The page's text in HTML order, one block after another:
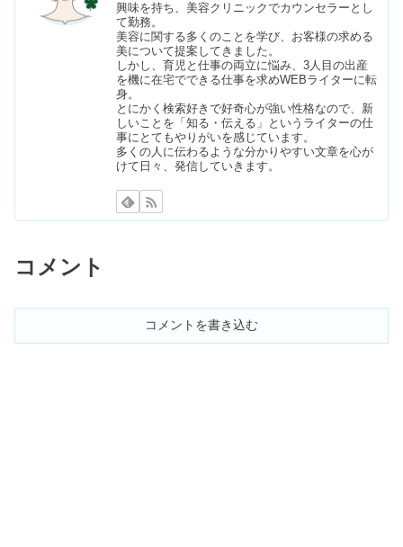
美容室アースはやばい？閉店や不祥
事・最悪の評判真相
タイミーはやめとけ？トラブル・法律
違反の真相&中高年口コミ
人愛用のポストマンはダサい？
興味を持ち、美容クリニックでカウンセラーとし
て勤務。
美容に関する多くのことを学び、お客様の求める
美について提案してきました。
しかし、育児と仕事の両立に悩み、3人目の出産
を機に在宅でできる仕事を求めWEBライターに転
身。
とにかく検索好きで好奇心が強い性格なので、新
しいことを「知る・伝える」というライターの仕
事にとてもやりがいを感じています。
多くの人に伝わるような分かりやすい文章を心が
けて日々、発信していきます。
コメント
コメントを書き込む